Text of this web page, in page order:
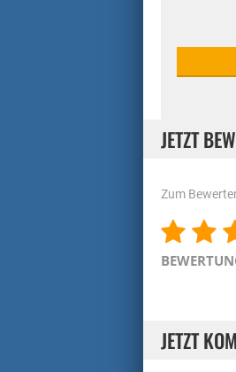
JETZT
Zum
JETZT